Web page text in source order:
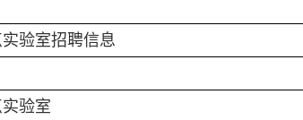
验室招聘信息
验室